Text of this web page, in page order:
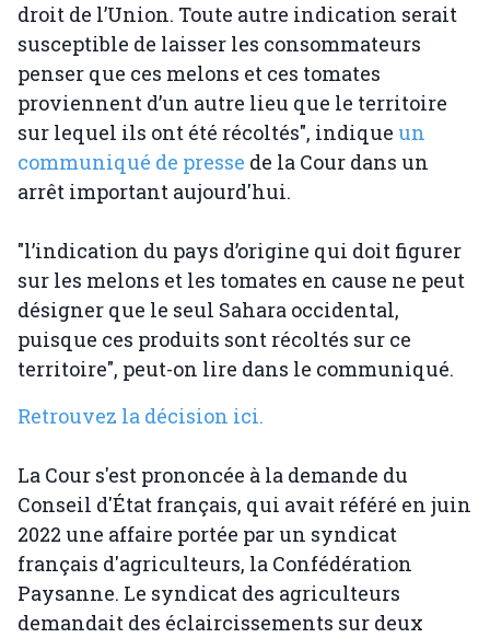
droit de l’Union. Toute autre indication serait
susceptible de laisser les consommateurs
penser que ces melons et ces tomates
proviennent d’un autre lieu que le territoire
sur lequel ils ont été récoltés", indique un
communiqué de presse de la Cour dans un
arrêt important aujourd'hui.
"l’indication du pays d’origine qui doit figurer
sur les melons et les tomates en cause ne peut
désigner que le seul Sahara occidental,
puisque ces produits sont récoltés sur ce
territoire", peut-on lire dans le communiqué.
Retrouvez la décision ici.
La Cour s'est prononcée à la demande du
Conseil d'État français, qui avait référé en juin
2022 une affaire portée par un syndicat
français d'agriculteurs, la Confédération
Paysanne. Le syndicat des agriculteurs
demandait des éclaircissements sur deux